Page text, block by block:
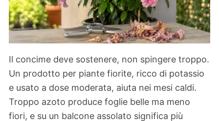
Il concime deve sostenere, non spingere troppo.
Un prodotto per piante fiorite, ricco di potassio
e usato a dose moderata, aiuta nei mesi caldi.
Troppo azoto produce foglie belle ma meno
fiori, e su un balcone assolato significa più